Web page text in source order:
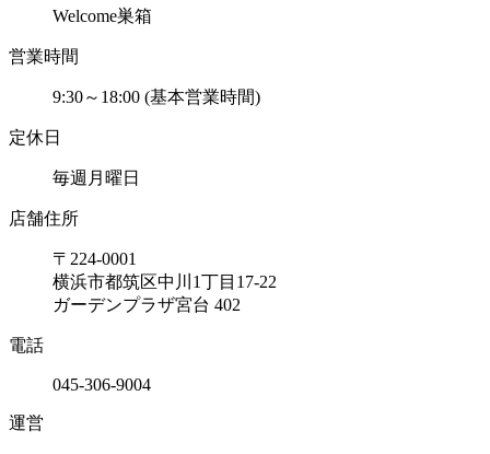
Welcome巣箱
営業時間
9:30～18:00 (基本営業時間)
定休日
毎週月曜日
店舗住所
〒224-0001
横浜市都筑区中川1丁目17-22
ガーデンプラザ宮台 402
電話
045-306-9004
運営